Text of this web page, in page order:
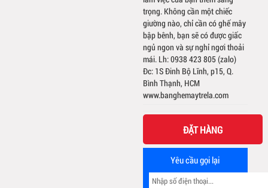
trọng. Không cần một chiếc
giường nào, chỉ cần có ghế mây
bập bênh, bạn sẽ có được giấc
ngủ ngon và sự nghỉ ngơi thoải
mái. Lh: 0938 423 805 (zalo)
Đc: 1S Đinh Bộ Lĩnh, p15, Q.
Bình Thạnh, HCM
www.banghemaytrela.com
ĐẶT HÀNG
Yêu cầu gọi lại